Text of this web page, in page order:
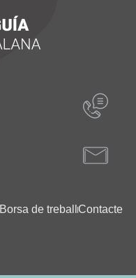
Borsa de treball Contacte